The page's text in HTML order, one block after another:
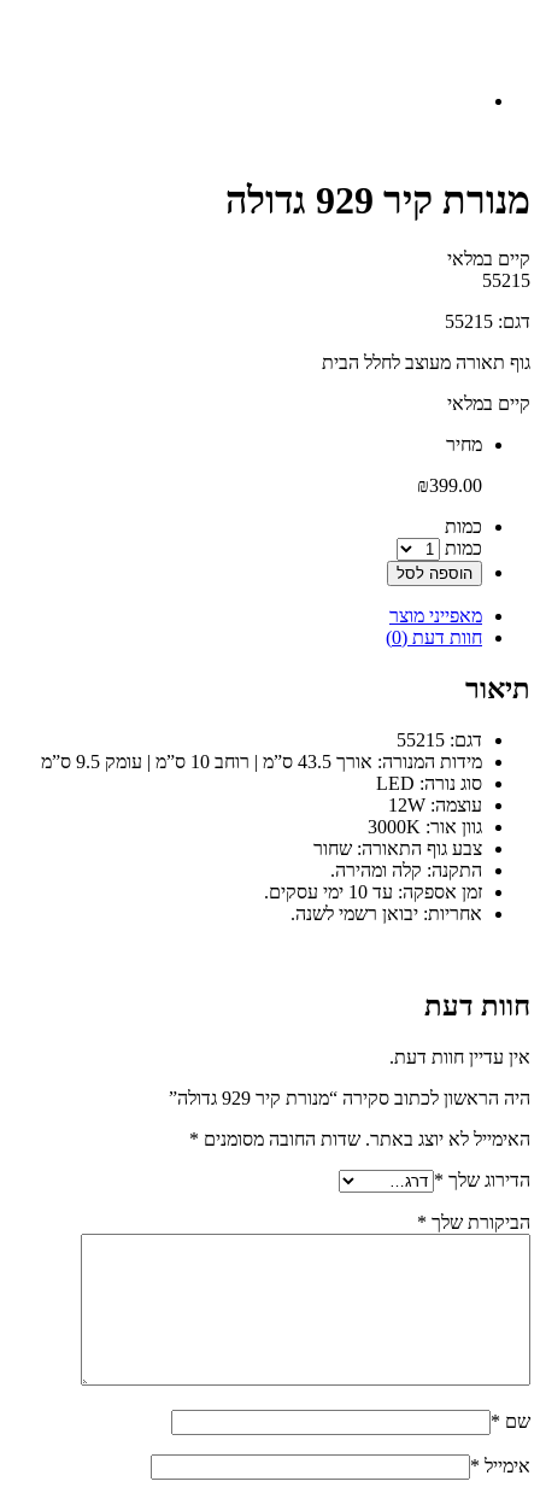
מנורת קיר 929 גדולה
קיים במלאי‬
55215
דגם: 55215
גוף תאורה מעוצב לחלל הבית
קיים במלאי
‫מחיר‬
₪399.00
‫כמות‬
כמות
הוספה לסל
מאפייני מוצר
חוות דעת (0)
תיאור
דגם: 55215
מידות המנורה: אורך 43.5 ס”מ | רוחב 10 ס”מ | עומק 9.5 ס”מ
סוג נורה: LED
עוצמה: 12W
גוון אור: 3000K
צבע גוף התאורה: שחור
התקנה: קלה ומהירה.
זמן אספקה: עד 10 ימי עסקים.
אחריות: יבואן רשמי לשנה.
חוות דעת
אין עדיין חוות דעת.
היה הראשון לכתוב סקירה “מנורת קיר 929 גדולה”
האימייל לא יוצג באתר. שדות החובה מסומנים *
הדירוג שלך *
הביקורת שלך *
שם *
אימייל *